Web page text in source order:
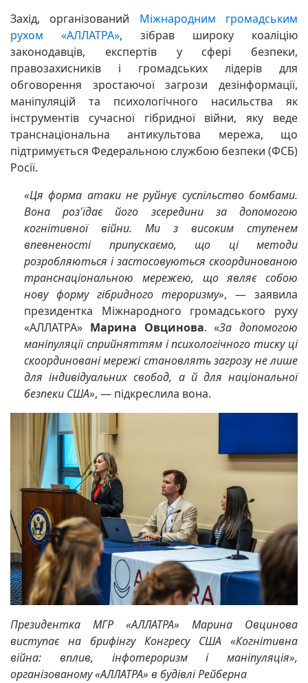
Захід, організований Міжнародним громадським
рухом «АЛЛАТРА», зібрав широку коаліцію
законодавців, експертів у сфері безпеки,
правозахисників і громадських лідерів для
обговорення зростаючої загрози дезінформації,
маніпуляцій та психологічного насильства як
інструментів сучасної гібридної війни, яку веде
транснаціональна антикультова мережа, що
підтримується Федеральною службою безпеки (ФСБ)
Росії.
«Ця форма атаки не руйнує суспільство бомбами.
Вона роз'їдає його зсередини за допомогою
когнітивної війни. Ми з високим ступенем
впевненості припускаємо, що ці методи
розробляються і застосовуються скоординованою
транснаціональною мережею, що являє собою
нову форму гібридного тероризму», — заявила
президентка Міжнародного громадського руху
«АЛЛАТРА» Марина Овцинова. «За допомогою
маніпуляції сприйняттям і психологічного тиску ці
скоординовані мережі становлять загрозу не лише
для індивідуальних свобод, а й для національної
безпеки США», — підкреслила вона.
Президентка МГР «АЛЛАТРА» Марина Овцинова
виступає на брифінгу Конгресу США «Когнітивна
війна: вплив, інфотероризм і маніпуляція»,
організованому «АЛЛАТРА» в будівлі Рейберна